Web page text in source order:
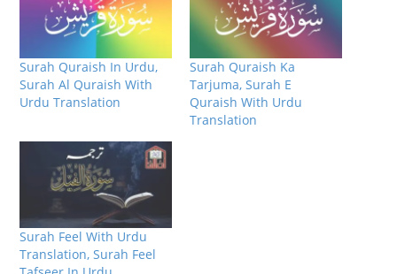
Surah Quraish In Urdu,
Surah Al Quraish With
Urdu Translation
Surah Quraish Ka
Tarjuma, Surah E
Quraish With Urdu
Translation
Surah Feel With Urdu
Translation, Surah Feel